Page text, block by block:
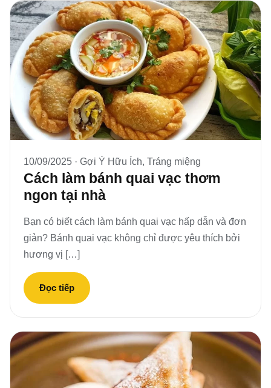
10/09/2025 · Gợi Ý Hữu Ích, Tráng miệng
Cách làm bánh quai vạc thơm
ngon tại nhà
Bạn có biết cách làm bánh quai vạc hấp dẫn và đơn
giản? Bánh quai vạc không chỉ được yêu thích bởi
hương vị […]
Đọc tiếp